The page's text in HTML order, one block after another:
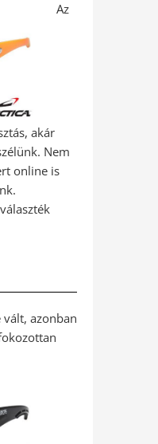
Az
akár
Nem
online is
azonban